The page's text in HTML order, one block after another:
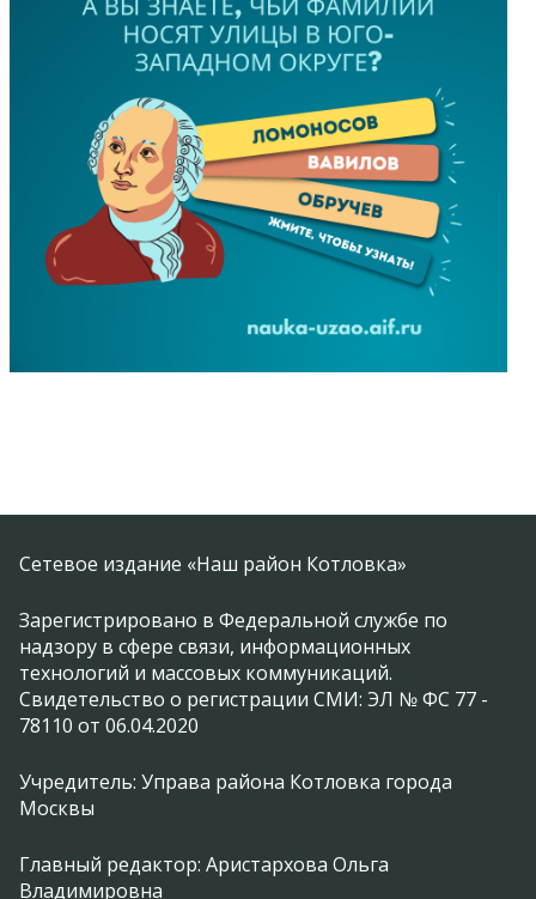
Сетевое издание «Наш район Котловка»
Зарегистрировано в Федеральной службе по
надзору в сфере связи, информационных
технологий и массовых коммуникаций.
Свидетельство о регистрации СМИ: ЭЛ № ФС 77 -
78110 от 06.04.2020
Учредитель: Управа района Котловка города
Москвы
Главный редактор: Аристархова Ольга
Владимировна